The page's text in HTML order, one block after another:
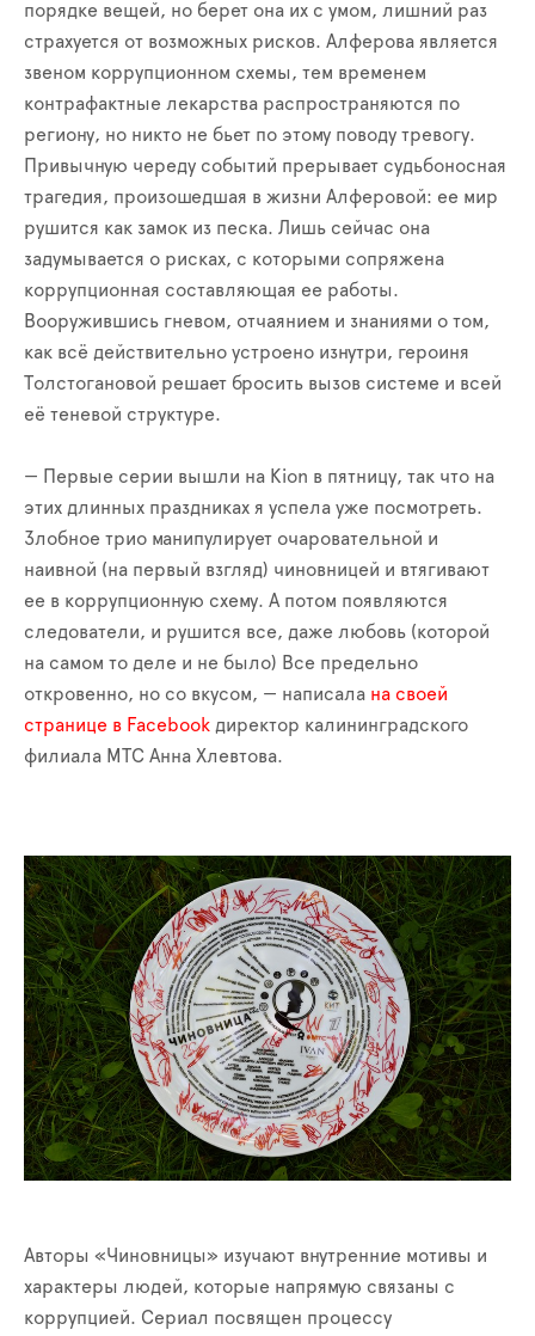
порядке вещей, но берет она их с умом, лишний раз
страхуется от возможных рисков. Алферова является
звеном коррупционном схемы, тем временем
контрафактные лекарства распространяются по
региону, но никто не бьет по этому поводу тревогу.
Привычную череду событий прерывает судьбоносная
трагедия, произошедшая в жизни Алферовой: ее мир
рушится как замок из песка. Лишь сейчас она
задумывается о рисках, с которыми сопряжена
коррупционная составляющая ее работы.
Вооружившись гневом, отчаянием и знаниями о том,
как всё действительно устроено изнутри, героиня
Толстогановой решает бросить вызов системе и всей
её теневой структуре.
— Первые серии вышли на Kion в пятницу, так что на
этих длинных праздниках я успела уже посмотреть.
Злобное трио манипулирует очаровательной и
наивной (на первый взгляд) чиновницей и втягивают
ее в коррупционную схему. А потом появляются
следователи, и рушится все, даже любовь (которой
на самом то деле и не было) Все предельно
откровенно, но со вкусом, — написала на своей
странице в Facebook директор калининградского
филиала МТС Анна Хлевтова.
Авторы «Чиновницы» изучают внутренние мотивы и
характеры людей, которые напрямую связаны с
коррупцией. Сериал посвящен процессу